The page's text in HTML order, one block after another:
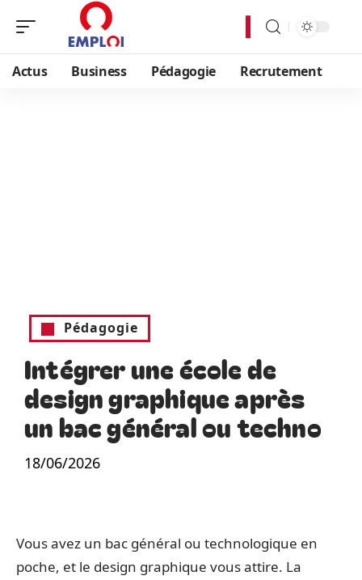
Actus Business Pédagogie Recrutement
Pédagogie
Intégrer une école de
design graphique après
un bac général ou techno
18/06/2026
Vous avez un bac général ou technologique en
poche, et le design graphique vous attire. La